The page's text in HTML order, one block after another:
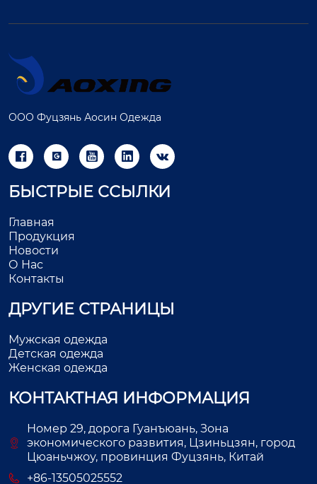
ООО Фуцзянь Аосин Одежда
    
БЫСТРЫЕ ССЫЛКИ
Главная
Продукция
Новости
О Нас
Контакты
ДРУГИЕ СТРАНИЦЫ
Мужская одежда
Детская одежда
Женская одежда
КОНТАКТНАЯ ИНФОРМАЦИЯ
Номер 29, дорога Гуанъюань, Зона
экономического развития, Цзиньцзян, город
Цюаньчжоу, провинция Фуцзянь, Китай
+86-13505025552